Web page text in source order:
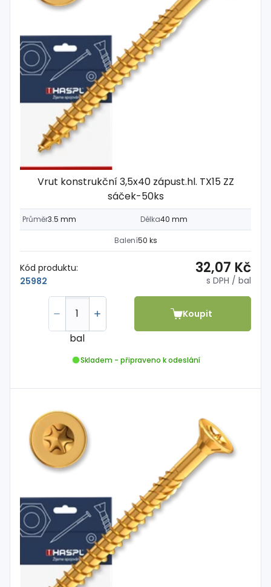
Vrut konstrukční 3,5x40 zápust.hl. TX15 ZZ
sáček-50ks
Průměr3.5 mm Délka40 mm
Balení50 ks
Kód produktu:
25982
32,07 Kč
s DPH / bal
bal
Koupit
Skladem - připraveno k odeslání